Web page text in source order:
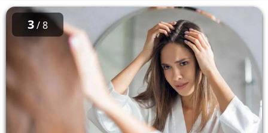
3/ 8